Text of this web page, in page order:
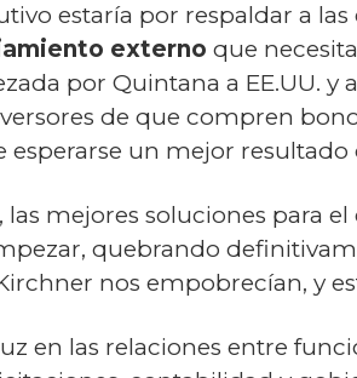
estaría por respaldar a
externo que
por Quintana a EE.UU.
de que compren
esperarse un mejor resultado
las mejores soluciones para
quebrando
nos empobrecían, y
en las relaciones entre